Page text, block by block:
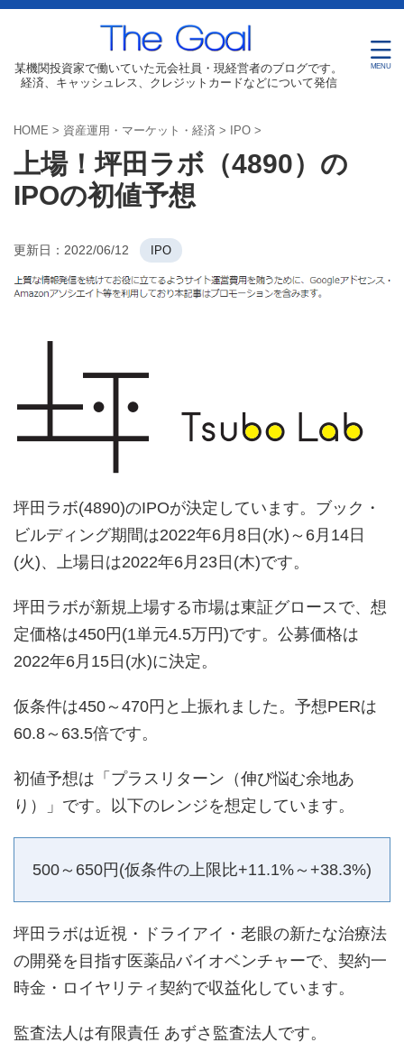
某機関投資家で働いていた元会社員・現経営者のブログです。
経済、キャッシュレス、クレジットカードなどについて発信
HOME > 資産運用・マーケット・経済 > IPO >
上場！坪田ラボ（4890）の
IPOの初値予想
更新日： 2022/06/12 IPO
坪田ラボ(4890)のIPOが決定しています。ブック・
ビルディング期間は2022年6月8日(水)～6月14日
(火)、上場日は2022年6月23日(木)です。
坪田ラボが新規上場する市場は東証グロースで、想
定価格は450円(1単元4.5万円)です。公募価格は
2022年6月15日(水)に決定。
仮条件は450～470円と上振れました。予想PERは
60.8～63.5倍です。
初値予想は「プラスリターン（伸び悩む余地あ
り）」です。以下のレンジを想定しています。
500～650円(仮条件の上限比+11.1%～+38.3%)
坪田ラボは近視・ドライアイ・老眼の新たな治療法
の開発を目指す医薬品バイオベンチャーで、契約一
時金・ロイヤリティ契約で収益化しています。
監査法人は有限責任 あずさ監査法人です。